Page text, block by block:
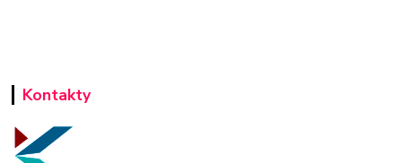
Kontakty